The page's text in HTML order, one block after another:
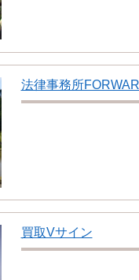
法律事務所
買取Vサイン